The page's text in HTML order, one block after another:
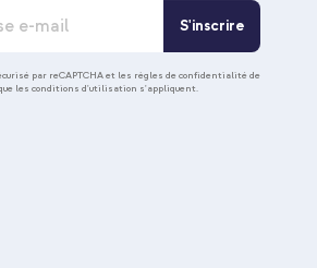
37,98 € 36,68 €
Acheter
S'inscrire
par reCAPTCHA et les règles de confidentialité de
les conditions d'utilisation s'appliquent.